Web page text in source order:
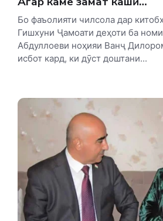
Бо фаъолияти чилсола дар
Гишхуни Ҷамоати деҳоти ба
Абдуллоеви ноҳияи Ванҷ
исбот кард, ки дӯст доштани...